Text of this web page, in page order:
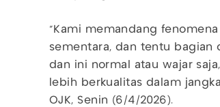
"Kami memandang
sementara, dan tentu bagian
dan ini normal atau wajar
lebih berkualitas dalam
OJK, Senin (6/4/2026).